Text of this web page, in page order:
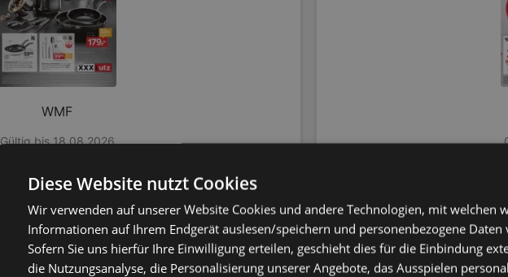
WMF
Gültig bis 18.08.2026
Diese Website nutzt Cookies
Wir verwenden auf unserer Website Cookies und andere Technologien, mit welchen
Informationen auf Ihrem Endgerät auslesen/speichern und personenbezogene Daten
Sofern Sie uns hierfür Ihre Einwilligung erteilen, geschieht dies für die Einbindung
die Nutzungsanalyse, die Personalisierung unserer Angebote, das Ausspielen